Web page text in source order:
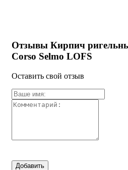
Отзывы Кирпич
Corso Selmo LOFS
Оставить свой отзыв